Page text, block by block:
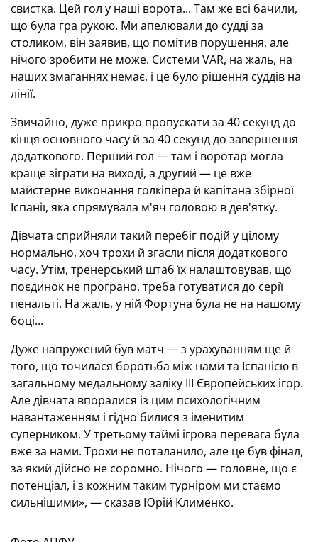
свистка. Цей гол у наші ворота... Там же всі бачили,
що була гра рукою. Ми апелювали до судді за
столиком, він заявив, що помітив порушення, але
нічого зробити не може. Системи VAR, на жаль, на
наших змаганнях немає, і це було рішення суддів на
лінії.
Звичайно, дуже прикро пропускати за 40 секунд до
кінця основного часу й за 40 секунд до завершення
додаткового. Перший гол — там і воротар могла
краще зіграти на виході, а другий — це вже
майстерне виконання голкіпера й капітана збірної
Іспанії, яка спрямувала м'яч головою в дев'ятку.
Дівчата сприйняли такий перебіг подій у цілому
нормально, хоч трохи й згасли після додаткового
часу. Утім, тренерський штаб їх налаштовував, що
поєдинок не програно, треба готуватися до серії
пенальті. На жаль, у ній Фортуна була не на нашому
боці...
Дуже напружений був матч — з урахуванням ще й
того, що точилася боротьба між нами та Іспанією в
загальному медальному заліку III Європейських ігор.
Але дівчата впоралися із цим психологічним
навантаженням і гідно билися з іменитим
суперником. У третьому таймі ігрова перевага була
вже за нами. Трохи не поталанило, але це був фінал,
за який дійсно не соромно. Нічого — головне, що є
потенціал, і з кожним таким турніром ми стаємо
сильнішими», — сказав Юрій Клименко.